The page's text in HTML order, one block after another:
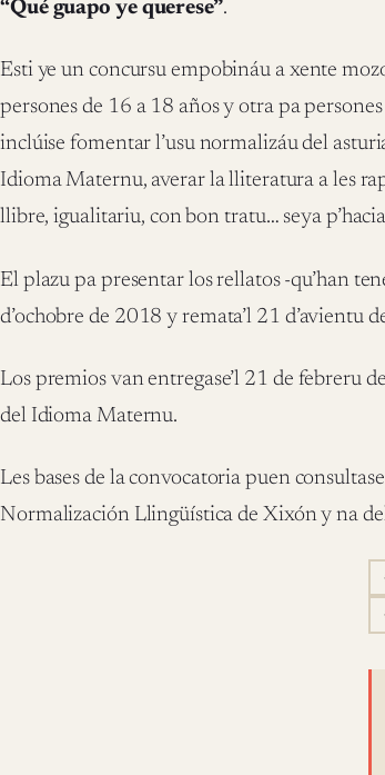
“Qué guapo ye querese”.
Esti ye un concursu empobináu a xente
persones de 16 a 18 años y otra pa
inclúise fomentar l’usu normalizáu del
Idioma Maternu, averar la lliteratura a les
llibre, igualitariu, con bon tratu… seya
El plazu pa presentar los rellatos -qu’han
d’ochobre de 2018 y remata’l 21 d’avientu
Los premios van entregase’l 21 de febreru
del Idioma Maternu.
Les bases de la convocatoria puen
Normalización Llingüística de Xixón y na